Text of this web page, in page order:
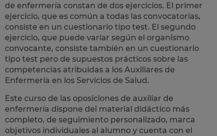
de enfermería constan de dos ejercicios. El primer
ejercicio, que es común a todas las convocatorias,
consiste en un cuestionario tipo test. El segundo
ejercicio, que puede variar según el organismo
convocante, consiste también en un cuestionario
tipo test pero de supuestos prácticos sobre las
competencias atribuidas a los Auxiliares de
Enfermería en los Servicios de Salud.
Este curso de las oposiciones de auxiliar de
enfermería dispone del material didáctico más
completo, de seguimiento personalizado, marca
objetivos individuales al alumno y cuenta con el